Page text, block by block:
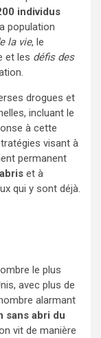
individus
population
la vie, le
et les défis des
drogues et
incluant le
à cette
visant à
permanent
et à
qui y sont déjà.
le plus
avec plus de
alarmant
sans abri du
vit de manière